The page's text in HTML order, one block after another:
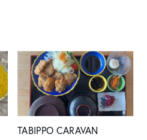
TABIPPO CARAVAN